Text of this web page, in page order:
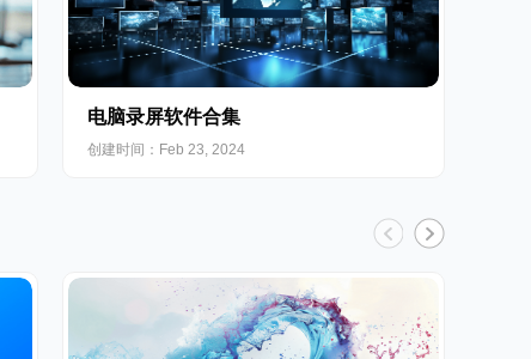
电脑录屏软件合集
创建时间：Feb 23, 2024